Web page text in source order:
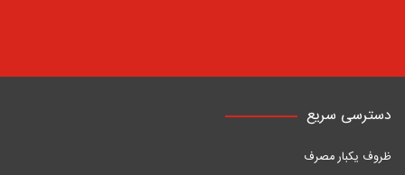
دسترسی سریع
ظروف یکبار مصرف